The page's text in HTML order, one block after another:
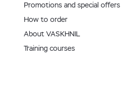
Promotions and special offers
How to order
About VASKHNIL
Training courses